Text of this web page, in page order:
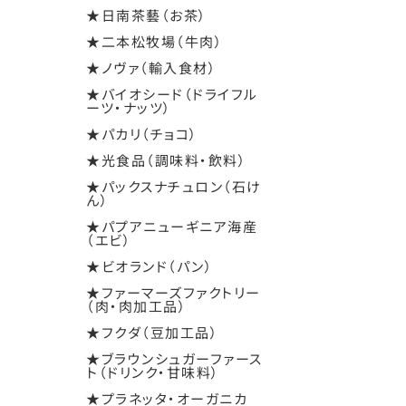
★日南茶藝（お茶）
★二本松牧場（牛肉）
★ノヴァ（輸入食材）
★バイオシード（ドライフル
ーツ・ナッツ）
★パカリ（チョコ）
★光食品（調味料・飲料）
★パックスナチュロン（石け
ん）
★パプアニューギニア海産
（エビ）
★ビオランド（パン）
★ファーマーズファクトリー
（肉・肉加工品）
★フクダ（豆加工品）
★ブラウンシュガーファース
ト（ドリンク・甘味料）
★プラネッタ・オーガニカ